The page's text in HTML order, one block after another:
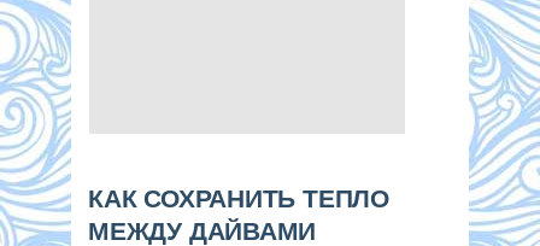
КАК СОХРАНИТЬ ТЕПЛО
МЕЖДУ ДАЙВАМИ